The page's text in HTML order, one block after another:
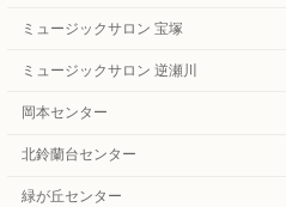
ミュージックサロン 宝塚
ミュージックサロン 逆瀬川
岡本センター
北鈴蘭台センター
緑が丘センター